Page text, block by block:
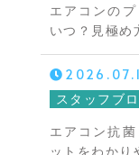
エアコンの
いつ？見極め
スタッフブ
エアコン抗
ットをわかり